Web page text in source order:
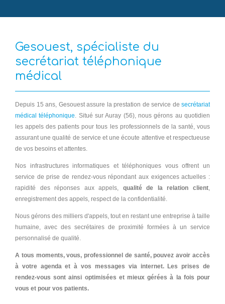
Gesouest, spécialiste du
secrétariat téléphonique
médical
Depuis 15 ans, Gesouest assure la prestation de service de secrétariat
médical téléphonique. Situé sur Auray (56), nous gérons au quotidien
les appels des patients pour tous les professionnels de la santé, vous
assurant une qualité de service et une écoute attentive et respectueuse
de vos besoins et attentes.
Nos infrastructures informatiques et téléphoniques vous offrent un
service de prise de rendez-vous répondant aux exigences actuelles :
rapidité des réponses aux appels, qualité de la relation client,
enregistrement des appels, respect de la confidentialité.
Nous gérons des milliers d'appels, tout en restant une entreprise à taille
humaine, avec des secrétaires de proximité formées à un service
personnalisé de qualité.
A tous moments, vous, professionnel de santé, pouvez avoir accès
à votre agenda et à vos messages via internet. Les prises de
rendez-vous sont ainsi optimisées et mieux gérées à la fois pour
vous et pour vos patients.